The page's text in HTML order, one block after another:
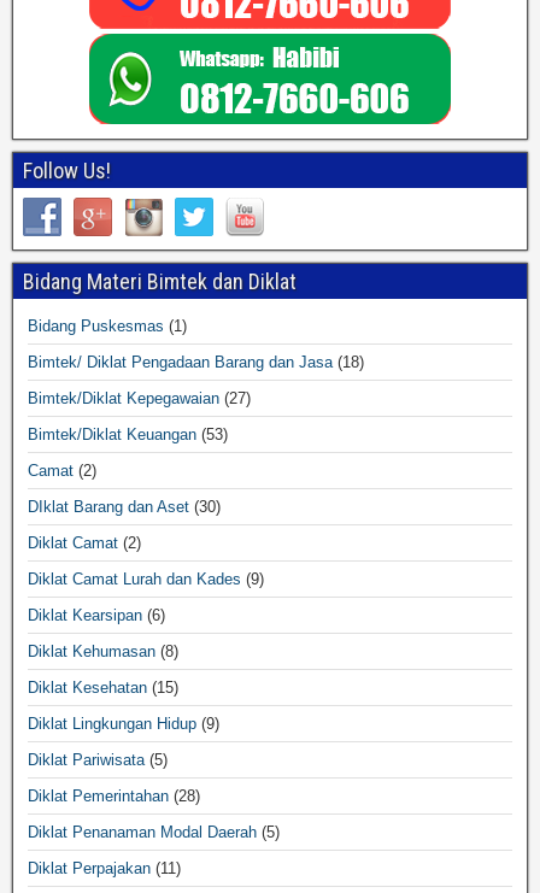
Follow Us!
Bidang Materi Bimtek dan Diklat
Bidang Puskesmas (1)
Bimtek/ Diklat Pengadaan Barang dan Jasa (18)
Bimtek/Diklat Kepegawaian (27)
Bimtek/Diklat Keuangan (53)
Camat (2)
DIklat Barang dan Aset (30)
Diklat Camat (2)
Diklat Camat Lurah dan Kades (9)
Diklat Kearsipan (6)
Diklat Kehumasan (8)
Diklat Kesehatan (15)
Diklat Lingkungan Hidup (9)
Diklat Pariwisata (5)
Diklat Pemerintahan (28)
Diklat Penanaman Modal Daerah (5)
Diklat Perpajakan (11)